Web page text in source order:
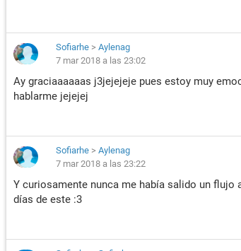
Sofiarhe > Aylenag
7 mar 2018 a las 23:02
Ay graciaaaaaas j3jejejeje pues estoy muy
hablarme jejejej
Sofiarhe > Aylenag
7 mar 2018 a las 23:22
Y curiosamente nunca me había salido un flujo
días de este :3